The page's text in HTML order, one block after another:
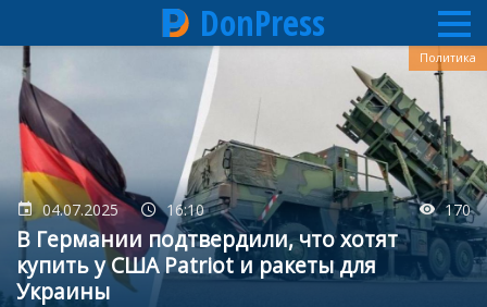
Перейти
основному
содержанию
DonPress
04.07.2025 16:10 170
В Германии подтвердили, что хотят
купить у США Patriot и ракеты для
Украины
Политика